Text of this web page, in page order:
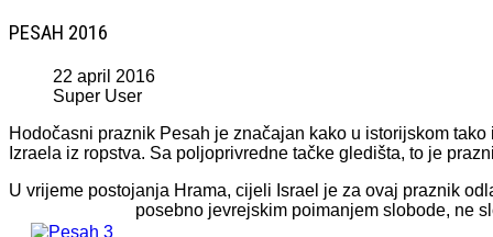
PESAH 2016
22 april 2016
Super User
Hodočasni praznik Pesah je značajan kako u istorijskom
Izraela iz ropstva. Sa poljoprivredne tačke gledišta, to je
U vrijeme postojanja Hrama, cijeli Israel je za ovaj praznik
posebno jevrejskim poimanjem slobode, ne